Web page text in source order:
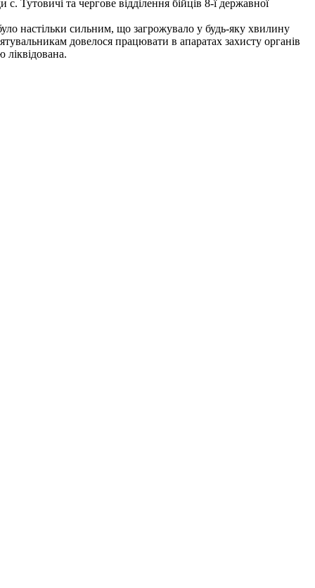
Тутовичі та чергове відділення бійців 8-ї державної
настільки сильним, що загрожувало у будь-яку хвилину
довелося працювати в апаратах захисту органів
ліквідована.